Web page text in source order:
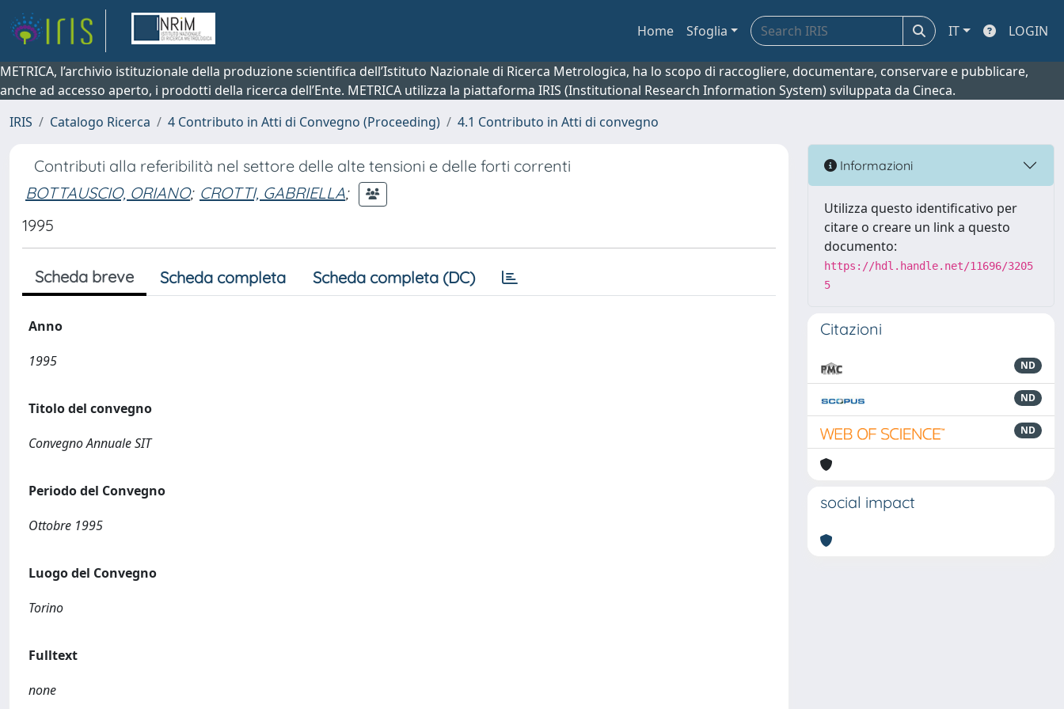
Home Sfoglia IT LOGIN
METRICA, l’archivio istituzionale della produzione scientifica dell’Istituto Nazionale di Ricerca Metrologica, ha lo scopo di raccogliere, documentare, conservare e pubblicare,
anche ad accesso aperto, i prodotti della ricerca dell’Ente. METRICA utilizza la piattaforma IRIS (Institutional Research Information System) sviluppata da Cineca.
IRIS
Catalogo Ricerca 4 Contributo in Atti di Convegno (Proceeding) 4.1 Contributo in Atti di convegno
Contributi alla referibilità nel settore delle alte tensioni e delle forti correnti
BOTTAUSCIO, ORIANO; CROTTI, GABRIELLA;
1995
Scheda breve Scheda completa Scheda completa (DC)
Anno
1995
Titolo del convegno
Convegno Annuale SIT
Periodo del Convegno
Ottobre 1995
Luogo del Convegno
Torino
Fulltext
none
Informazioni
Utilizza questo identificativo per
citare o creare un link a questo
documento:
https://hdl.handle.net/11696/3205
5
Citazioni
ND
ND
ND
social impact